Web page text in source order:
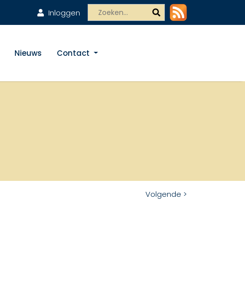
Inloggen
Nieuws Contact
Volgende >